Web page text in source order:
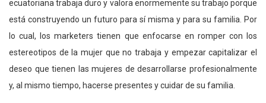
ecuatoriana trabaja duro y valora enormemente su trabajo porque
está construyendo un futuro para sí misma y para su familia. Por
lo cual, los marketers tienen que enfocarse en romper con los
estereotipos de la mujer que no trabaja y empezar capitalizar el
deseo que tienen las mujeres de desarrollarse profesionalmente
y, al mismo tiempo, hacerse presentes y cuidar de su familia.